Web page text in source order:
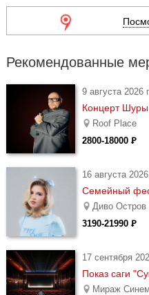
Рекомендованные
9 августа 2026
Концерт Шуры
Roof Place
2800-18000 Ꝑ
16 августа
Семейный
Диво Остров
3190-21990 Ꝑ
17 сентября
Показ саги
Мираж